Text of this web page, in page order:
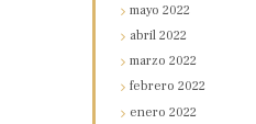
mayo2022
abril2022
marzo2022
febrero2022
enero2022